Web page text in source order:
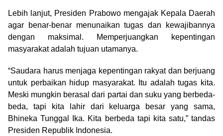
Lebih lanjut, Presiden Prabowo mengajak Kepala Daerah
agar benar-benar menunaikan tugas dan kewajibannya
dengan maksimal. Memperjuangkan kepentingan
masyarakat adalah tujuan utamanya.
“Saudara harus menjaga kepentingan rakyat dan berjuang
untuk perbaikan hidup masyarakat. Itu adalah tugas kita.
Meski mungkin berasal dari partai dan suku yang berbeda-
beda, tapi kita lahir dari keluarga besar yang sama,
Bhineka Tunggal Ika. Kita berbeda tapi kita satu,” tandas
Presiden Republik Indonesia.